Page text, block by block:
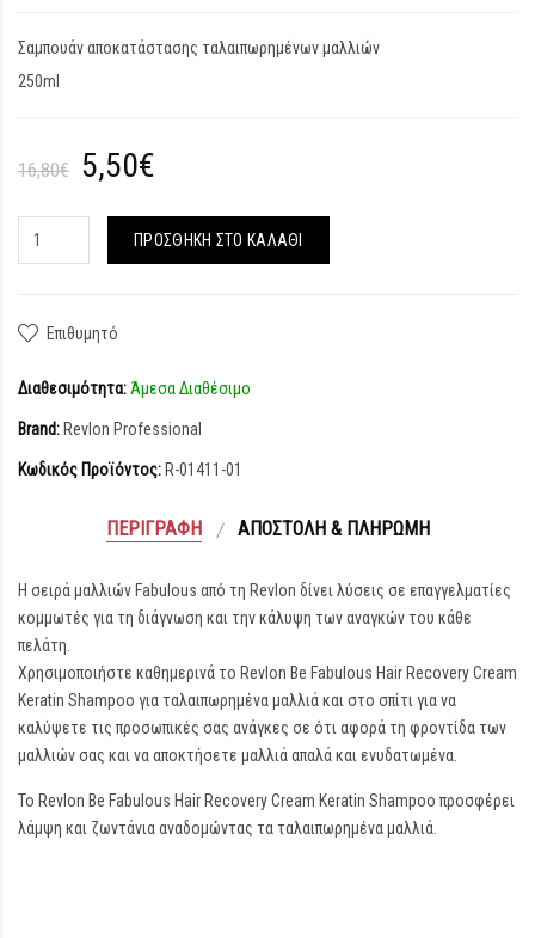
Σαμπουάν αποκατάστασης ταλαιπωρημένων μαλλιών
250ml
16,80€ 5,50€
ΠΡΟΣΘΉΚΗ ΣΤΟ ΚΑΛΆΘΙ
Επιθυμητό
Διαθεσιμότητα: Άμεσα Διαθέσιμο
Brand: Revlon Professional
Κωδικός Προϊόντος: R-01411-01
ΠΕΡΙΓΡΑΦΉ ΑΠΟΣΤΟΛΉ & ΠΛΗΡΩΜΉ
Η σειρά μαλλιών Fabulous από τη Revlon δίνει λύσεις σε επαγγελματίες
κομμωτές για τη διάγνωση και την κάλυψη των αναγκών του κάθε
πελάτη.
Χρησιμοποιήστε καθημερινά το Revlon Be Fabulous Hair Recovery Cream
Keratin Shampoo για ταλαιπωρημένα μαλλιά και στο σπίτι για να
καλύψετε τις προσωπικές σας ανάγκες σε ότι αφορά τη φροντίδα των
μαλλιών σας και να αποκτήσετε μαλλιά απαλά και ενυδατωμένα.
Το Revlon Be Fabulous Hair Recovery Cream Keratin Shampoo προσφέρει
λάμψη και ζωντάνια αναδομώντας τα ταλαιπωρημένα μαλλιά.